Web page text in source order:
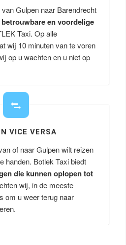
Gulpen naar Barendrecht
betrouwbare en voordelige
Taxi. Op alle
wij 10 minuten van te voren
op u wachten en u niet op
VICE VERSA
of naar Gulpen wilt reizen
handen. Botlek Taxi biedt
die kunnen oplopen tot
wij, in de meeste
om u weer terug naar